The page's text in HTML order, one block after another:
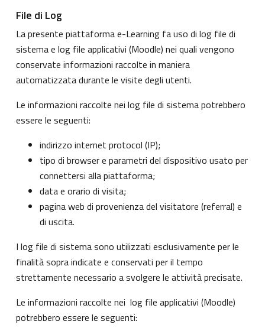
File di Log
La presente piattaforma e-Learning fa uso di log file di
sistema e log file applicativi (Moodle) nei quali vengono
conservate informazioni raccolte in maniera
automatizzata durante le visite degli utenti.
Le informazioni raccolte nei log file di sistema potrebbero
essere le seguenti:
indirizzo internet protocol (IP);
tipo di browser e parametri del dispositivo usato per
connettersi alla piattaforma;
data e orario di visita;
pagina web di provenienza del visitatore (referral) e
di uscita.
I log file di sistema sono utilizzati esclusivamente per le
finalità sopra indicate e conservati per il tempo
strettamente necessario a svolgere le attività precisate.
Le informazioni raccolte nei log file applicativi (Moodle)
potrebbero essere le seguenti: